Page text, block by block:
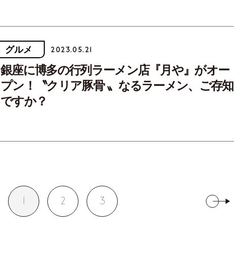
グルメ 2023.05.21
銀座に博多の行列ラーメン店『月や』がオー
プン！〝クリア豚骨 〟なるラーメン、ご存知
ですか？
1 2 3